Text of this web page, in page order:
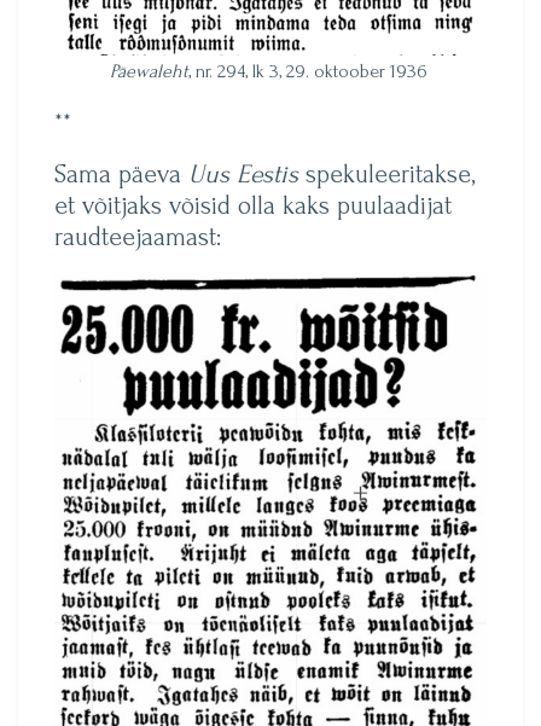
Päewaleht, nr. 294, lk 3, 29. oktoober 1936
**
Sama päeva Uus Eestis spekuleeritakse,
et võitjaks võisid olla kaks puulaadijat
raudteejaamast: